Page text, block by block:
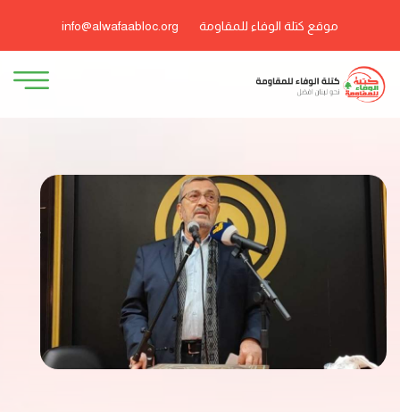
موقع كتلة الوفاء للمقاومة info@alwafaabloc.org